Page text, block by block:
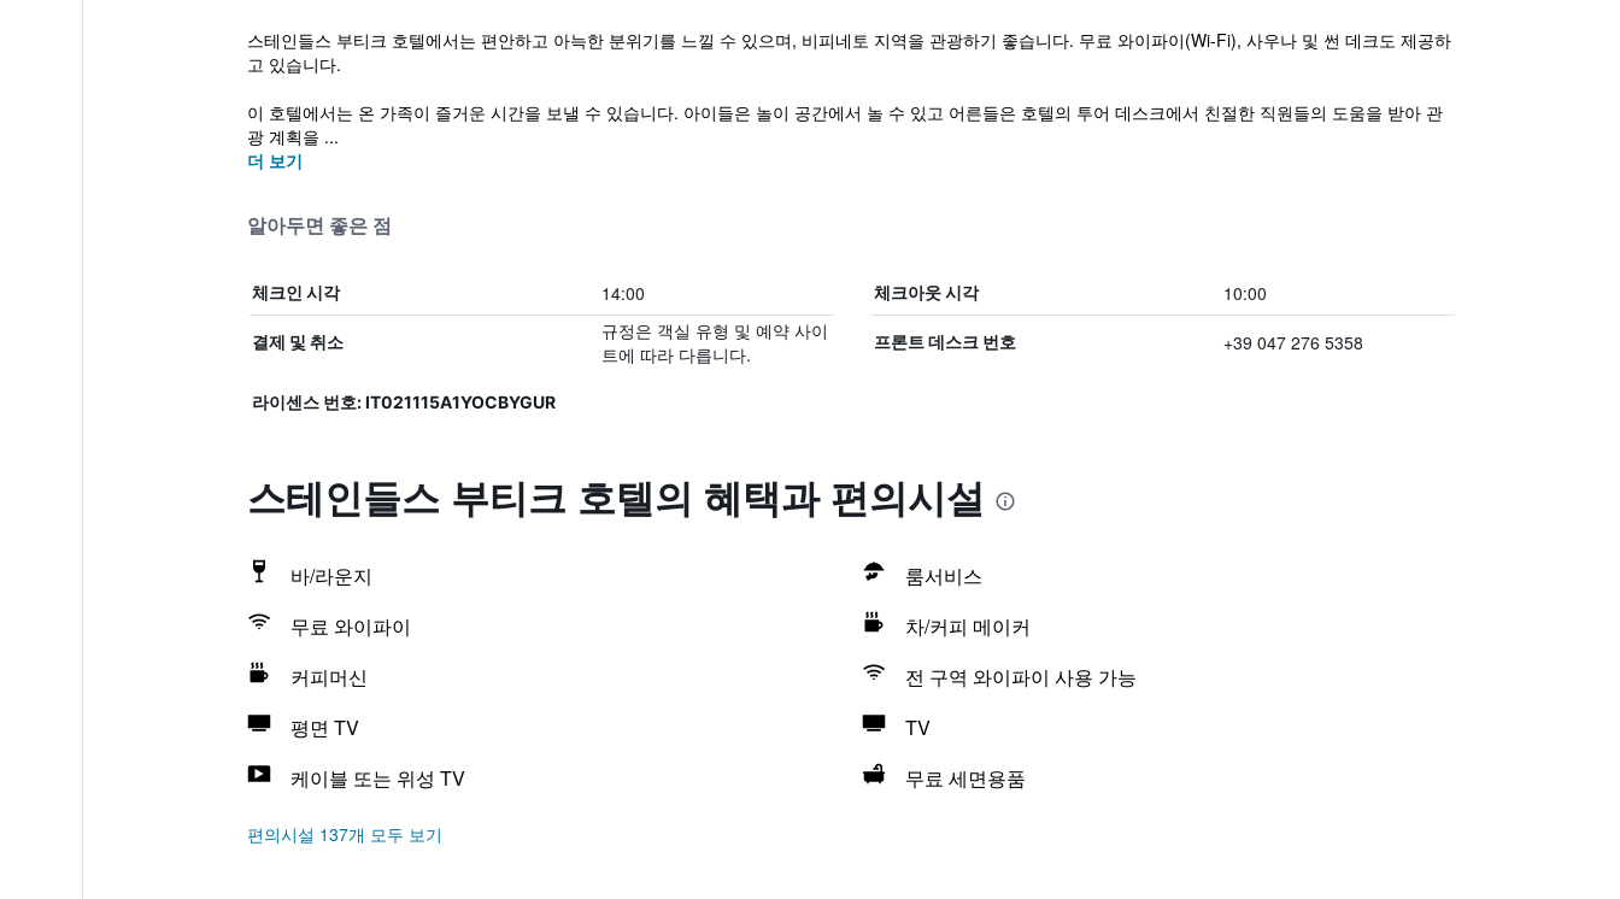
스테인들스 부티크 호텔에서는 편안하고 아늑한 분위기를 느낄 수 있으며, 비피네토 지역을 관광하기 좋습니다. 무료 와이파이(Wi-Fi), 사우나 및 썬 데크도 제공하
고 있습니다.
이 호텔에서는 온 가족이 즐거운 시간을 보낼 수 있습니다. 아이들은 놀이 공간에서 놀 수 있고 어른들은 호텔의 투어 데스크에서 친절한 직원들의 도움을 받아 관
광 계획을 ...
더 보기
알아두면 좋은 점
체크인 시각 14:00 체크아웃 시각 10:00
결제 및 취소
규정은 객실 유형 및 예약 사이
트에 따라 다릅니다.
프론트 데스크 번호 +39 047 276 5358
라이센스 번호: IT021115A1YOCBYGUR
스테인들스 부티크 호텔의 혜택​과 편의시설
바/라운지
룸서비스
무료 와이파이
차/커피 메이커
커피머신
전 구역 와이파이 사용 가능
평면 TV
TV
케이블 또는 위성 TV
무료 세면용품
편의시설 137개 모두 보기